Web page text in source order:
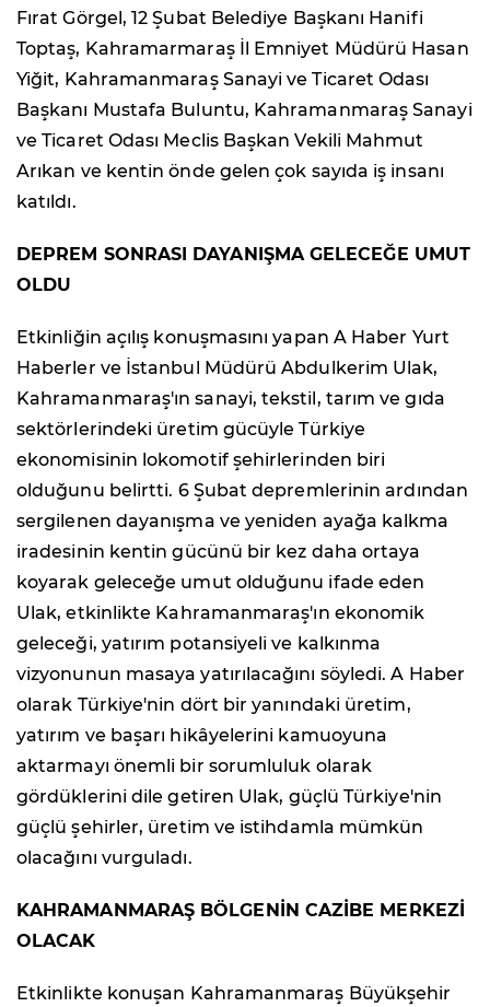
Fırat Görgel, 12 Şubat Belediye Başkanı Hanifi
Toptaş, Kahramarmaraş İl Emniyet Müdürü Hasan
Yiğit, Kahramanmaraş Sanayi ve Ticaret Odası
Başkanı Mustafa Buluntu, Kahramanmaraş Sanayi
ve Ticaret Odası Meclis Başkan Vekili Mahmut
Arıkan ve kentin önde gelen çok sayıda iş insanı
katıldı.
DEPREM SONRASI DAYANIŞMA GELECEĞE UMUT
OLDU
Etkinliğin açılış konuşmasını yapan A Haber Yurt
Haberler ve İstanbul Müdürü Abdulkerim Ulak,
Kahramanmaraş'ın sanayi, tekstil, tarım ve gıda
sektörlerindeki üretim gücüyle Türkiye
ekonomisinin lokomotif şehirlerinden biri
olduğunu belirtti. 6 Şubat depremlerinin ardından
sergilenen dayanışma ve yeniden ayağa kalkma
iradesinin kentin gücünü bir kez daha ortaya
koyarak geleceğe umut olduğunu ifade eden
Ulak, etkinlikte Kahramanmaraş'ın ekonomik
geleceği, yatırım potansiyeli ve kalkınma
vizyonunun masaya yatırılacağını söyledi. A Haber
olarak Türkiye'nin dört bir yanındaki üretim,
yatırım ve başarı hikâyelerini kamuoyuna
aktarmayı önemli bir sorumluluk olarak
gördüklerini dile getiren Ulak, güçlü Türkiye'nin
güçlü şehirler, üretim ve istihdamla mümkün
olacağını vurguladı.
KAHRAMANMARAŞ BÖLGENİN CAZİBE MERKEZİ
OLACAK
Etkinlikte konuşan Kahramanmaraş Büyükşehir